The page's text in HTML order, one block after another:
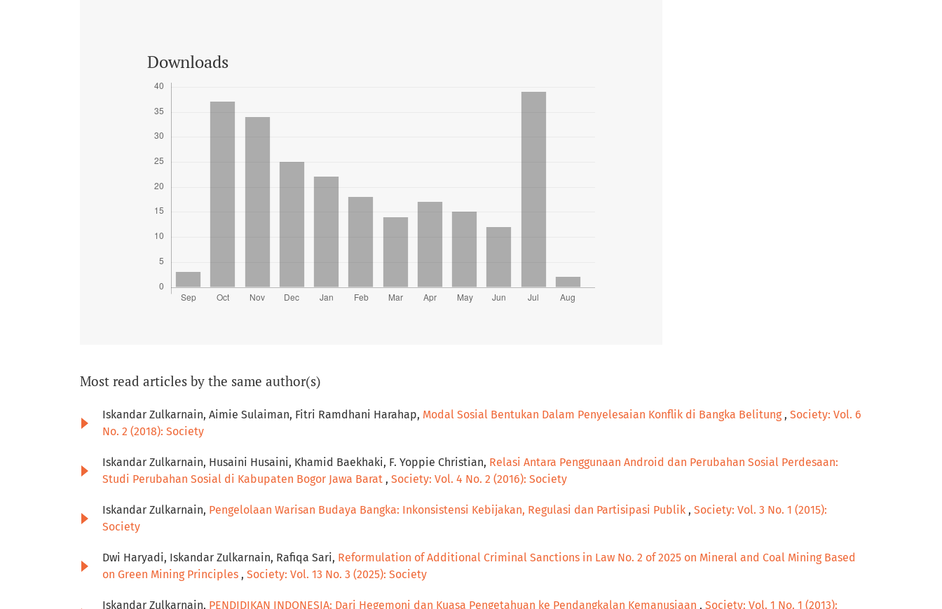
Downloads
Most read articles by the same author(s)
Iskandar Zulkarnain, Aimie Sulaiman, Fitri Ramdhani Harahap, Modal Sosial Bentukan Dalam Penyelesaian Konflik di Bangka Belitung, Society: Vol. 6
No. 2 (2018): Society
Iskandar Zulkarnain, Husaini Husaini, Khamid Baekhaki, F. Yoppie Christian, Relasi Antara Penggunaan Android dan Perubahan Sosial Perdesaan:
Studi Perubahan Sosial di Kabupaten Bogor Jawa Barat , Society: Vol. 4 No. 2 (2016): Society
Iskandar Zulkarnain, Pengelolaan Warisan Budaya Bangka: Inkonsistensi Kebijakan, Regulasi dan Partisipasi Publik , Society: Vol. 3 No. 1 (2015):
Society
Dwi Haryadi, Iskandar Zulkarnain, Rafiqa Sari, Reformulation of Additional Criminal Sanctions in Law No. 2 of 2025 on Mineral and Coal Mining Based
on Green Mining Principles , Society: Vol. 13 No. 3 (2025): Society
Iskandar Zulkarnain, PENDIDIKAN INDONESIA: Dari Hegemoni dan Kuasa Pengetahuan ke Pendangkalan Kemanusiaan , Society: Vol. 1 No. 1 (2013):